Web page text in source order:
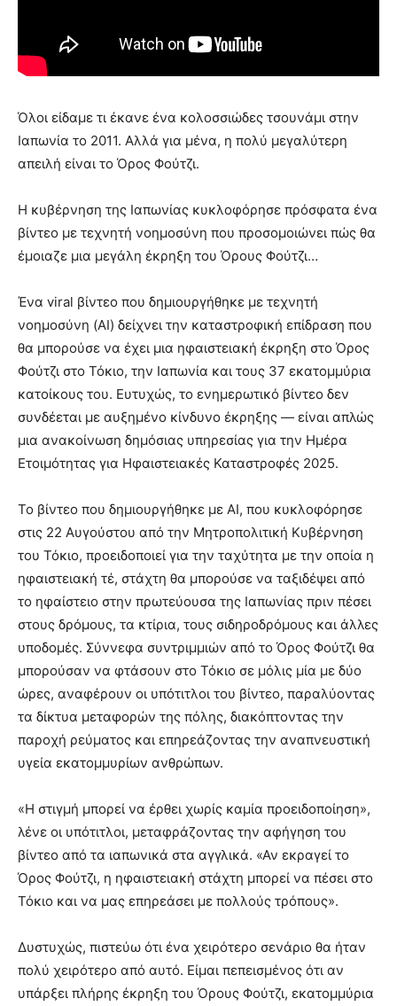
Όλοι είδαμε τι έκανε ένα κολοσσιώδες τσουνάμι στην
Ιαπωνία το 2011. Αλλά για μένα, η πολύ μεγαλύτερη
απειλή είναι το Όρος Φούτζι.
Η κυβέρνηση της Ιαπωνίας κυκλοφόρησε πρόσφατα ένα
βίντεο με τεχνητή νοημοσύνη που προσομοιώνει πώς θα
έμοιαζε μια μεγάλη έκρηξη του Όρους Φούτζι…
Ένα viral βίντεο που δημιουργήθηκε με τεχνητή
νοημοσύνη (AI) δείχνει την καταστροφική επίδραση που
θα μπορούσε να έχει μια ηφαιστειακή έκρηξη στο Όρος
Φούτζι στο Τόκιο, την Ιαπωνία και τους 37 εκατομμύρια
κατοίκους του. Ευτυχώς, το ενημερωτικό βίντεο δεν
συνδέεται με αυξημένο κίνδυνο έκρηξης — είναι απλώς
μια ανακοίνωση δημόσιας υπηρεσίας για την Ημέρα
Ετοιμότητας για Ηφαιστειακές Καταστροφές 2025.
Το βίντεο που δημιουργήθηκε με AI, που κυκλοφόρησε
στις 22 Αυγούστου από την Μητροπολιτική Κυβέρνηση
του Τόκιο, προειδοποιεί για την ταχύτητα με την οποία η
ηφαιστειακή τέ, στάχτη θα μπορούσε να ταξιδέψει από
το ηφαίστειο στην πρωτεύουσα της Ιαπωνίας πριν πέσει
στους δρόμους, τα κτίρια, τους σιδηροδρόμους και άλλες
υποδομές. Σύννεφα συντριμμιών από το Όρος Φούτζι θα
μπορούσαν να φτάσουν στο Τόκιο σε μόλις μία με δύο
ώρες, αναφέρουν οι υπότιτλοι του βίντεο, παραλύοντας
τα δίκτυα μεταφορών της πόλης, διακόπτοντας την
παροχή ρεύματος και επηρεάζοντας την αναπνευστική
υγεία εκατομμυρίων ανθρώπων.
«Η στιγμή μπορεί να έρθει χωρίς καμία προειδοποίηση»,
λένε οι υπότιτλοι, μεταφράζοντας την αφήγηση του
βίντεο από τα ιαπωνικά στα αγγλικά. «Αν εκραγεί το
Όρος Φούτζι, η ηφαιστειακή στάχτη μπορεί να πέσει στο
Τόκιο και να μας επηρεάσει με πολλούς τρόπους».
Δυστυχώς, πιστεύω ότι ένα χειρότερο σενάριο θα ήταν
πολύ χειρότερο από αυτό. Είμαι πεπεισμένος ότι αν
υπάρξει πλήρης έκρηξη του Όρους Φούτζι, εκατομμύρια